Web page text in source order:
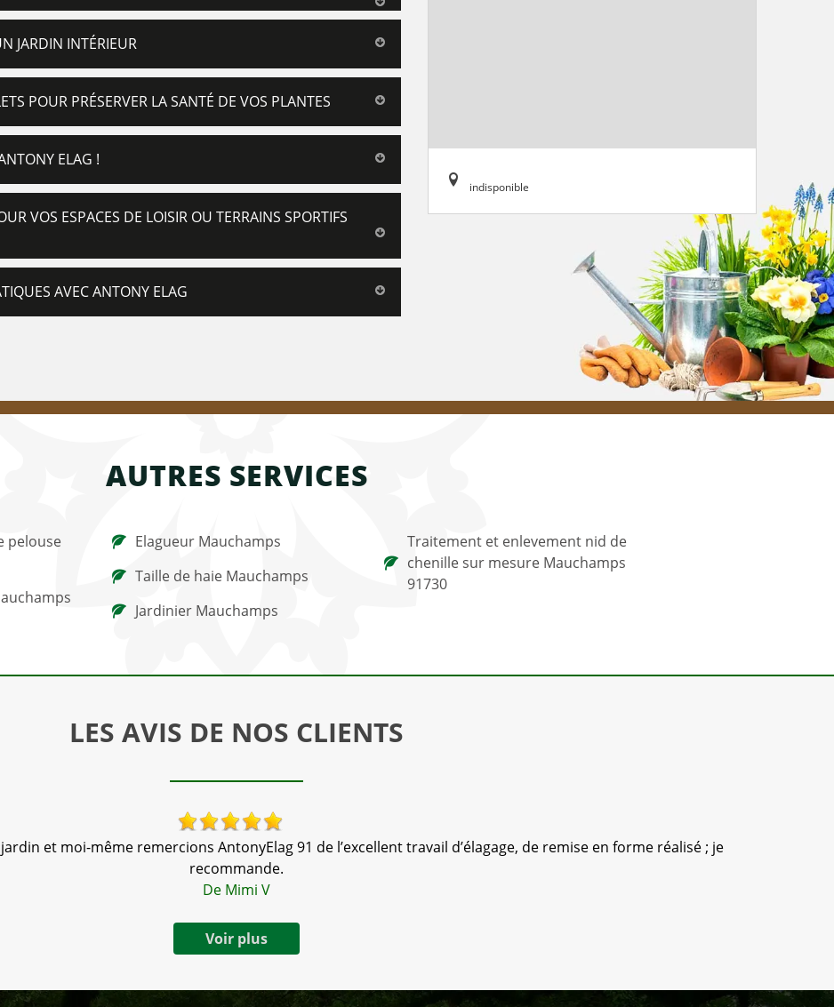
JARDIN INTÉRIEUR
POUR PRÉSERVER LA SANTÉ DE VOS PLANTES
ELAG !
VOS ESPACES DE LOISIR OU TERRAINS SPORTIFS
AVEC ANTONY ELAG
indisponible
AUTRES SERVICES
pelouse
Elagueur Mauchamps
Taille de haie Mauchamps
Jardinier Mauchamps
Traitement et enlevement nid de
chenille sur mesure Mauchamps
91730
LES AVIS DE NOS CLIENTS
et moi-même remercions AntonyElag 91 de l’excellent travail d’élagage, de remise en forme réalisé ; je
recommande.
De Mimi V
Voir plus